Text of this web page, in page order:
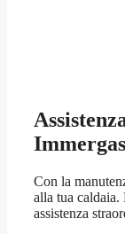
Con la
alla tua caldaia.
assistenza